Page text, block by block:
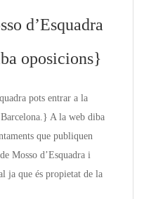
d’Esquadra
oposicions}
pots entrar a la
A la web diba
que publiquen
Mosso d’Esquadra i
ja que és propietat de la